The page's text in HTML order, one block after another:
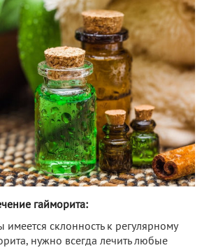
гайморита:
склонность к регулярному
нужно всегда лечить любые